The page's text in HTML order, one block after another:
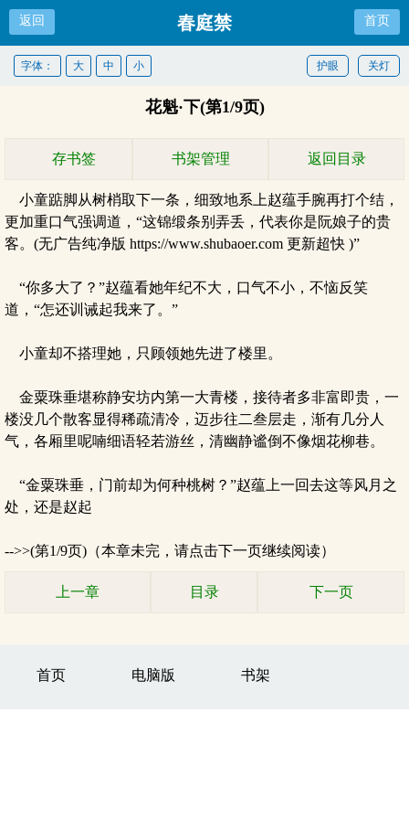
返回 春庭禁 首页
关灯
护眼
字体： 大 中 小
花魁·下(第1/9页)
存书签 书架管理 返回目录
小童踮脚从树梢取下一条，细致地系上赵蕴手腕再打个结，
更加重口气强调道，“这锦缎条别弄丢，代表你是阮娘子的贵
客。(无广告纯净版 https://www.shubaoer.com 更新超快 )”
“你多大了？”赵蕴看她年纪不大，口气不小，不恼反笑
道，“怎还训诫起我来了。”
小童却不搭理她，只顾领她先进了楼里。
金粟珠垂堪称静安坊内第一大青楼，接待者多非富即贵，一
楼没几个散客显得稀疏清冷，迈步往二叁层走，渐有几分人
气，各厢里呢喃细语轻若游丝，清幽静谧倒不像烟花柳巷。
“金粟珠垂，门前却为何种桃树？”赵蕴上一回去这等风月之
处，还是赵起
-->>(第1/9页)（本章未完，请点击下一页继续阅读）
上一章 目录 下一页
首页 电脑版 书架